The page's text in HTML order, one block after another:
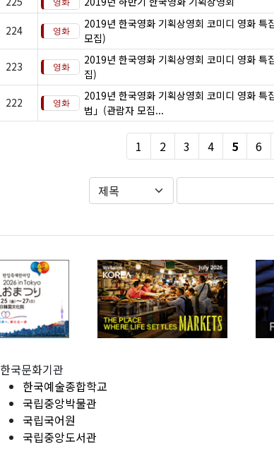
224
2019년 한국영화 기획상영회 코미디 영화
모집)
223
2019년 한국영화 기획상영회 코미디 영화
집)
222
2019년 한국영화 기획상영회 코미디 영화
법」(관람자 모집...
1 2 3 4 5 6
한국문화기관
한국예술종합학교
국립중앙박물관
국립국어원
국립중앙도서관